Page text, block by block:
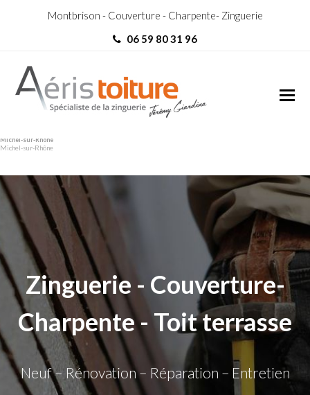
Montbrison - Couverture - Charpente- Zinguerie
06 59 80 31 96
Michel-sur-Rhône
Michel-sur-Rhône
Zinguerie - Couverture-
Charpente - Toit terrasse
Neuf – Rénovation – Réparation – Entretien